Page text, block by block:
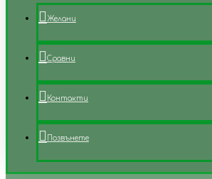
Желани
Сравни
Контакти
Позвънете